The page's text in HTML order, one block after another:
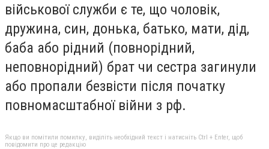
військової служби є те, що чоловік,
дружина, син, донька, батько, мати, дід,
баба або рідний (повнорідний,
неповнорідний) брат чи сестра загинули
або пропали безвісти після початку
повномасштабної війни з рф.
Якщо ви помітили помилку, виділіть необхідний текст і натисніть Ctrl + Enter, щоб
повідомити про це редакцію